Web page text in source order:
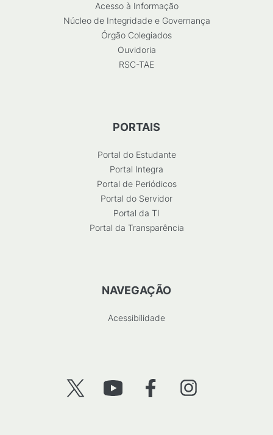
Acesso à Informação
Núcleo de Integridade e Governança
Órgão Colegiados
Ouvidoria
RSC-TAE
PORTAIS
Portal do Estudante
Portal Integra
Portal de Periódicos
Portal do Servidor
Portal da TI
Portal da Transparência
NAVEGAÇÃO
Acessibilidade